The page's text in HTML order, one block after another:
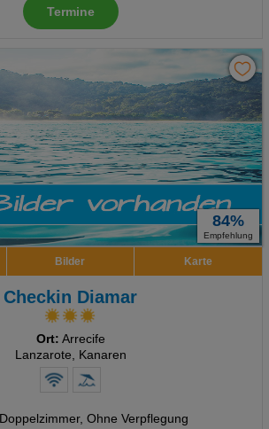
Termine
84%
Empfehlung
Bilder Karte
Checkin Diamar
Ort: Arrecife
Lanzarote, Kanaren
Doppelzimmer, Ohne Verpflegung